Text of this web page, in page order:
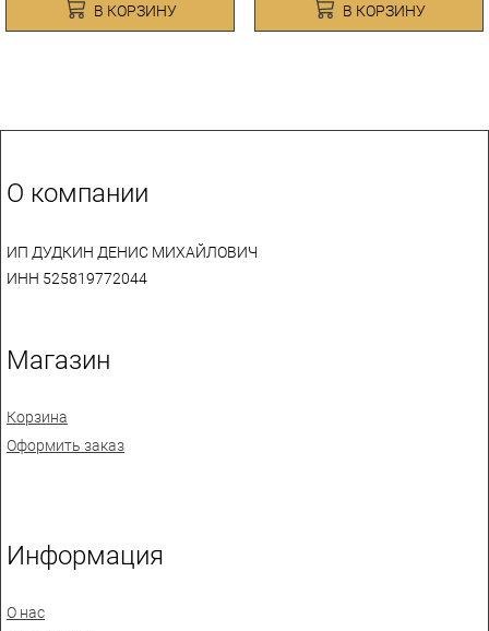
В КОРЗИНУ В КОРЗИНУ
О компании
ИП ДУДКИН ДЕНИС МИХАЙЛОВИЧ
ИНН 525819772044
Магазин
Корзина
Оформить заказ
Информация
О нас